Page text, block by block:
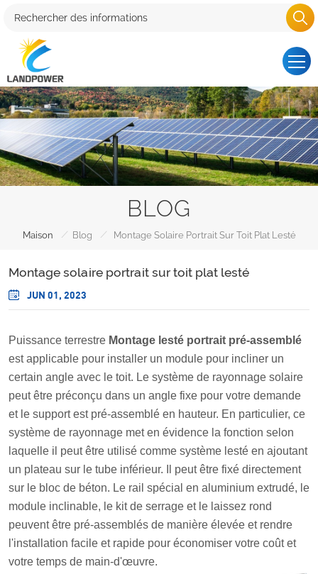
BLOG
Maison / Blog / Montage Solaire Portrait Sur Toit Plat Lesté
Montage solaire portrait sur toit plat lesté
JUN 01, 2023
Puissance terrestre Montage lesté portrait pré-assemblé
est applicable pour installer un module pour incliner un
certain angle avec le toit. Le système de rayonnage solaire
peut être préconçu dans un angle fixe pour votre demande
et le support est pré-assemblé en hauteur. En particulier, ce
système de rayonnage met en évidence la fonction selon
laquelle il peut être utilisé comme système lesté en ajoutant
un plateau sur le tube inférieur. Il peut être fixé directement
sur le bloc de béton. Le rail spécial en aluminium extrudé, le
module inclinable, le kit de serrage et le laissez rond
peuvent être pré-assemblés de manière élevée et rendre
l'installation facile et rapide pour économiser votre coût et
votre temps de main-d'œuvre.